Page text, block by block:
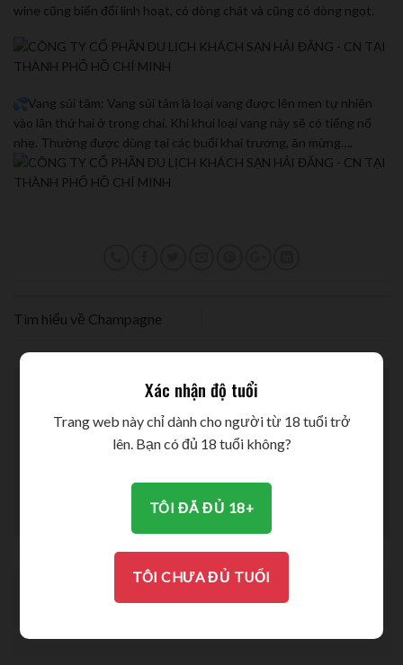
wine cũng biến đổi linh hoạt, có dòng chát và cũng có dòng ngọt.
Vang sủi tăm: Vang sủi tâm là loại vang được lên men tự nhiên
vào lân thứ hai ở trong chai. Khi khui loại vang này sẽ có tiếng nổ
nhẹ. Thường được dùng tại các buổi khai trương, ăn mừng….
Tìm hiểu về Champagne
Leave a Reply
Xác nhận độ tuổi
Trang web này chỉ dành cho người từ 18 tuổi trở
lên. Bạn có đủ 18 tuổi không?
TÔI ĐÃ ĐỦ 18+
TÔI CHƯA ĐỦ TUỔI